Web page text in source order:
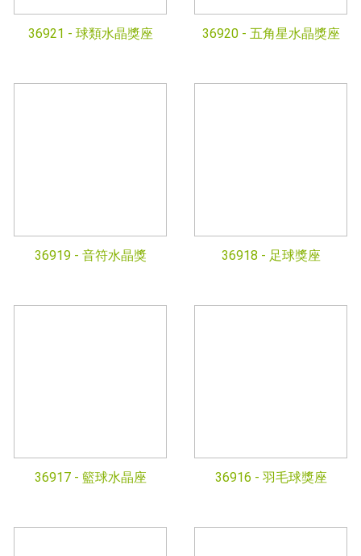
36921 - 球類水晶獎座 36920 - 五角星水晶獎座
36919 - 音符水晶獎 36918 - 足球獎座
36917 - 籃球水晶座 36916 - 羽毛球獎座